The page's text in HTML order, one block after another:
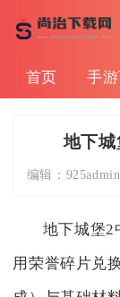
首页 手
地下
编辑： 925admin
地下城堡2
用荣誉碎片兑